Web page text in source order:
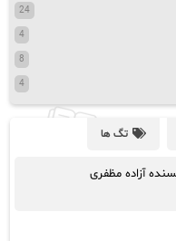
24
4
8
4
تگ ها
آزاده مظفری